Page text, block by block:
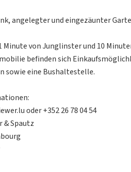
angelegter und eingezäunter
Minute von Junglinster und 10
befinden sich
sowie eine Bushaltestelle.
oder +352 26 78 04 54
& Spautz